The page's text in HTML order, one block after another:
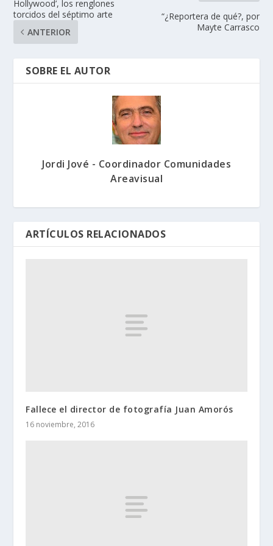
Hollywood’, los renglones
torcidos del séptimo arte
ANTERIOR
“¿Reportera de qué?, por
Mayte Carrasco
SOBRE EL AUTOR
Jordi Jové - Coordinador Comunidades
Areavisual
ARTÍCULOS RELACIONADOS
Fallece el director de fotografía Juan Amorós
16 noviembre, 2016